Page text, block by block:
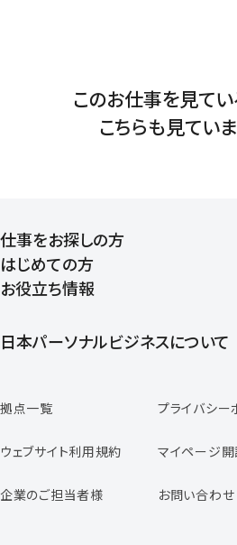
このお仕事を見て
こちらも見ていま
仕事をお探しの方
はじめての方
登録から就業開始までの流れ
お役立ち情報
日本パーソナルビジネスについて
スタッフの声
専任コンサルタントの声
福利厚生のご案内
拠点一覧 プライバシー
ウェブサイト利用規約 マイページ
企業のご担当者様 お問い合わせ